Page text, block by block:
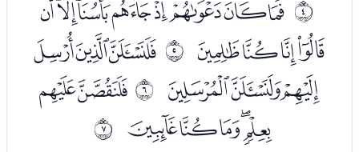
ﰃ ﭼﭽﭾﭿﮀﮁﮂﮃ
ﮄﮅﮆﮇ ﰄ ﮉﮊﮋ
ﮌﮍﮎ ﰅﮐﮑ
ﮒﮓﮔﮕﮖ ﰆ